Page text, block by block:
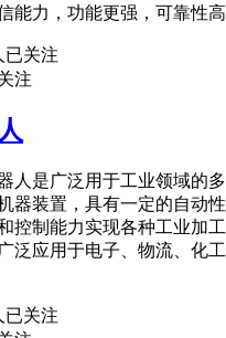
能力，功能更强，可靠性高
已关注
注
人是广泛用于工业领域的
器装置，具有一定的自动
控制能力实现各种工业加
泛应用于电子、物流、化
已关注